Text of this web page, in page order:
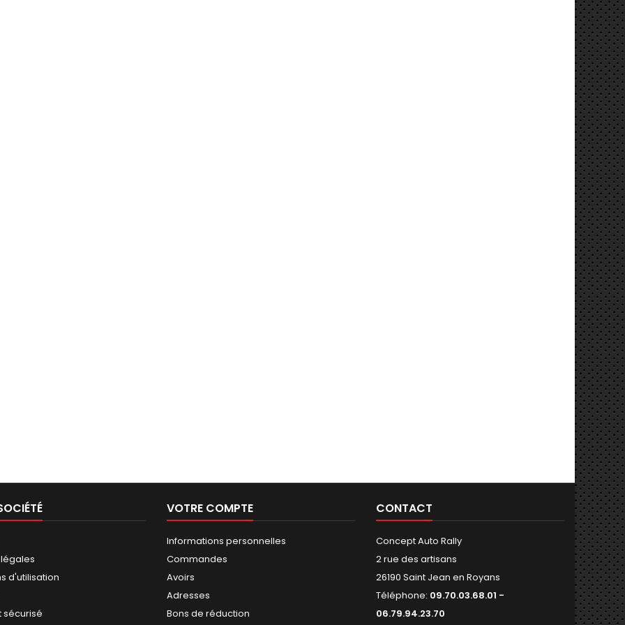
d'utilisation
sécurisé
VOTRE COMPTE
Informations personnelles
Commandes
Avoirs
Adresses
Bons de réduction
CONTACT
Concept Auto Rally
2 rue des artisans
26190 Saint Jean en Royans
Téléphone: 09.70.03.68.01 -
06.79.94.23.70